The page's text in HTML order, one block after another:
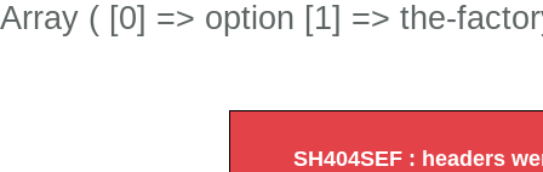
Array ( [0] => option [1] => the-
SH404SEF : headers